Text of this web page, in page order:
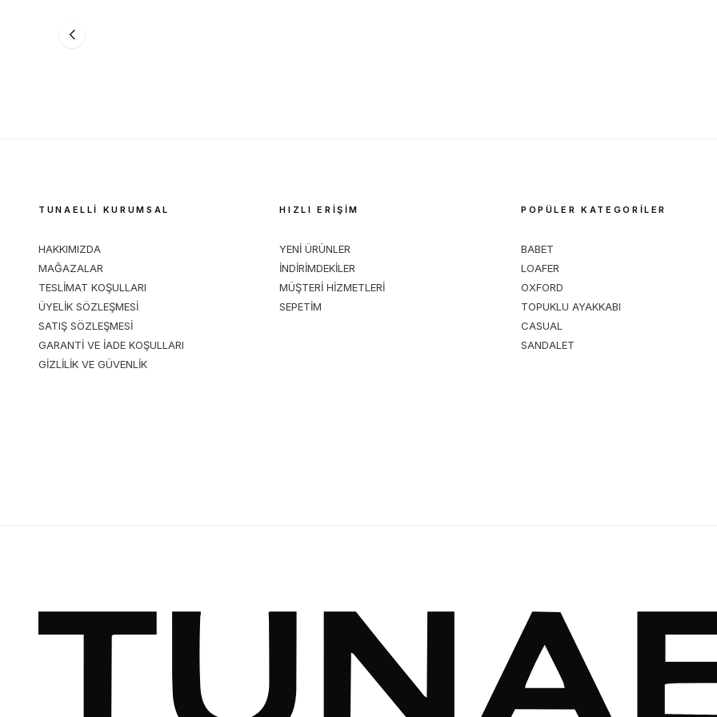
DERİ 36-41 NUMARA TAŞLI LOAFER
TUNAELLİ KURUMSAL
HAKKIMIZDA
MAĞAZALAR
TESLİMAT KOŞULLARI
ÜYELİK SÖZLEŞMESİ
SATIŞ SÖZLEŞMESİ
GARANTİ VE İADE KOŞULLARI
GİZLİLİK VE GÜVENLİK
HIZLI ERİŞİM
YENİ ÜRÜNLER
İNDİRİMDEKİLER
MÜŞTERİ HİZMETLERİ
SEPETİM
POPÜLER KATEGORİLER
BABET
LOAFER
OXFORD
TOPUKLU AYAKKABI
CASUAL
SANDALET